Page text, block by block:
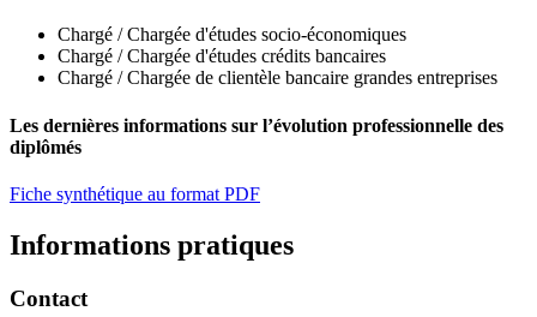
Chargé / Chargée d'études socio-économiques
Chargé / Chargée d'études crédits bancaires
Chargé / Chargée de clientèle bancaire grandes entreprises
Les dernières informations sur l’évolution professionnelle des
diplômés
Fiche synthétique au format PDF
Informations pratiques
Contact